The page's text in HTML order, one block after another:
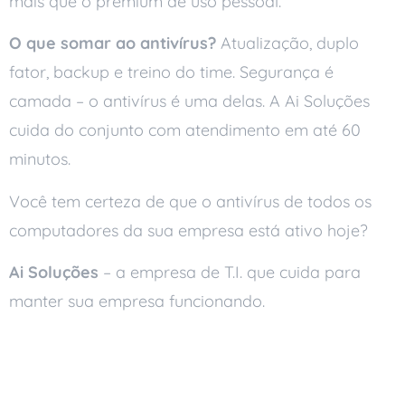
O que somar ao antivírus? Atualização, duplo
fator, backup e treino do time. Segurança é
camada – o antivírus é uma delas. A Ai Soluções
cuida do conjunto com atendimento em até 60
minutos.
Você tem certeza de que o antivírus de todos os
computadores da sua empresa está ativo hoje?
Ai Soluções – a empresa de T.I. que cuida para
manter sua empresa funcionando.